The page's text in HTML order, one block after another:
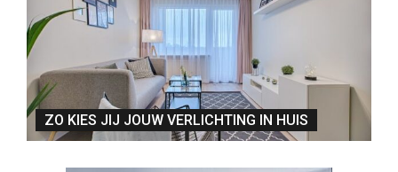
ZO KIES JIJ JOUW VERLICHTING IN HUIS